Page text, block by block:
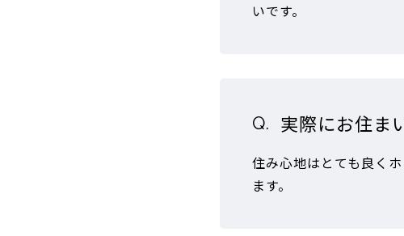
いです。
実際にお住ま
住み心地はとても良く
ます。